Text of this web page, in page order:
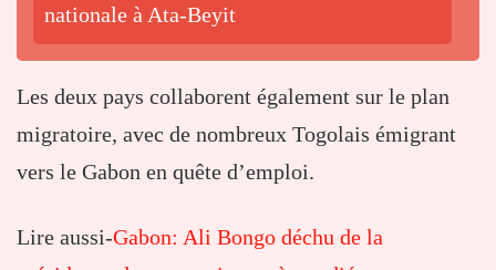
nationale à Ata-Beyit
Les deux pays collaborent également sur le plan
migratoire, avec de nombreux Togolais émigrant
vers le Gabon en quête d’emploi.
Lire aussi-Gabon: Ali Bongo déchu de la